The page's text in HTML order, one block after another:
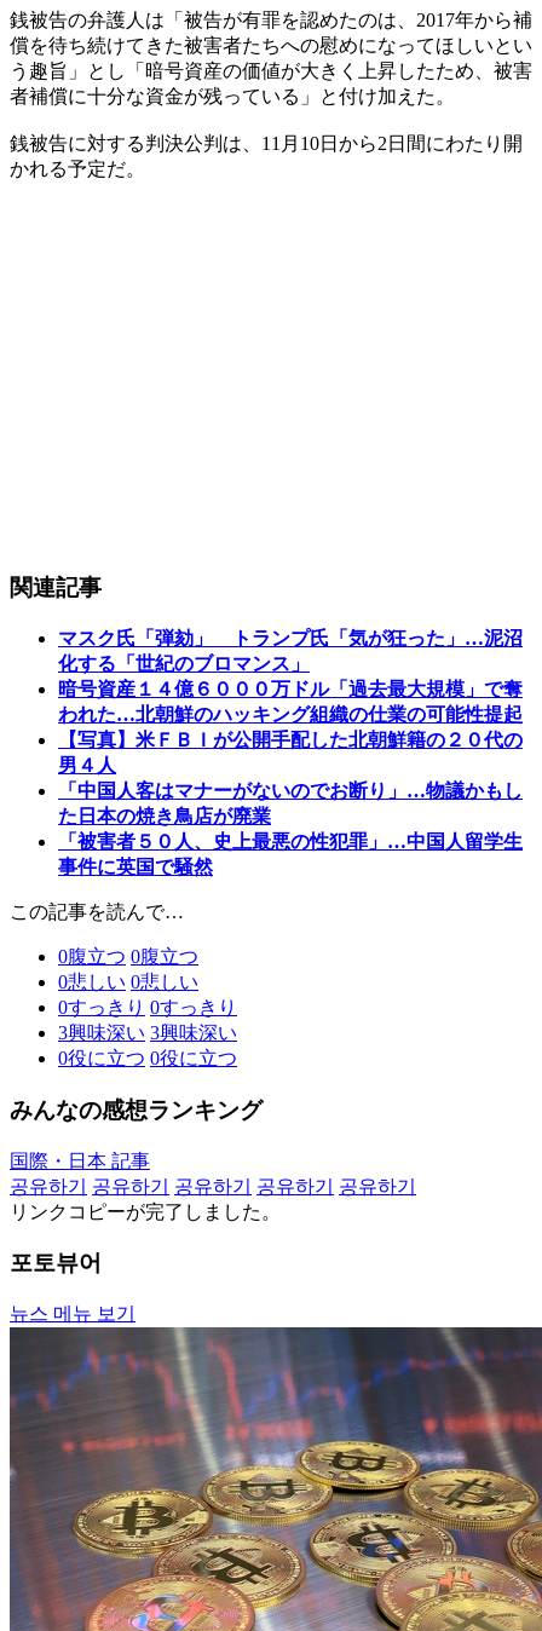
銭被告の弁護人は「被告が有罪を認めたのは、2017年から補
償を待ち続けてきた被害者たちへの慰めになってほしいとい
う趣旨」とし「暗号資産の価値が大きく上昇したため、被害
者補償に十分な資金が残っている」と付け加えた。
銭被告に対する判決公判は、11月10日から2日間にわたり開
かれる予定だ。
関連記事
マスク氏「弾劾」 トランプ氏「気が狂った」…泥沼
化する「世紀のブロマンス」
暗号資産１４億６０００万ドル「過去最大規模」で奪
われた…北朝鮮のハッキング組織の仕業の可能性提起
【写真】米ＦＢＩが公開手配した北朝鮮籍の２０代の
男４人
「中国人客はマナーがないのでお断り」…物議かもし
た日本の焼き鳥店が廃業
「被害者５０人、史上最悪の性犯罪」…中国人留学生
事件に英国で騒然
この記事を読んで…
0腹立つ 0腹立つ
0悲しい 0悲しい
0すっきり 0すっきり
3興味深い 3興味深い
0役に立つ 0役に立つ
みんなの感想ランキング
国際・日本 記事
공유하기
공유하기 공유하기 공유하기
공유하기
リンクコピーが完了しました。
포토뷰어
뉴스 메뉴 보기